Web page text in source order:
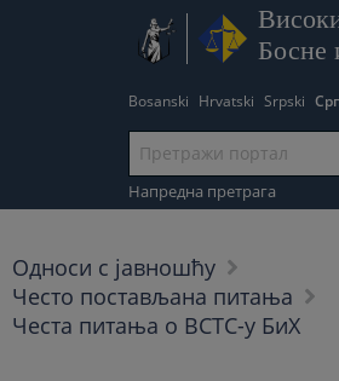
Босне
Bosanski Hrvatski Srpski
Напредна претрага
Односи с јавношћу
Често постављана питања
Честа питања о ВСТС-у БиХ